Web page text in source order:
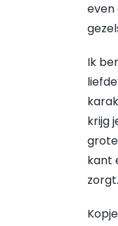
even
Ik
krijg
kant
zorgt.